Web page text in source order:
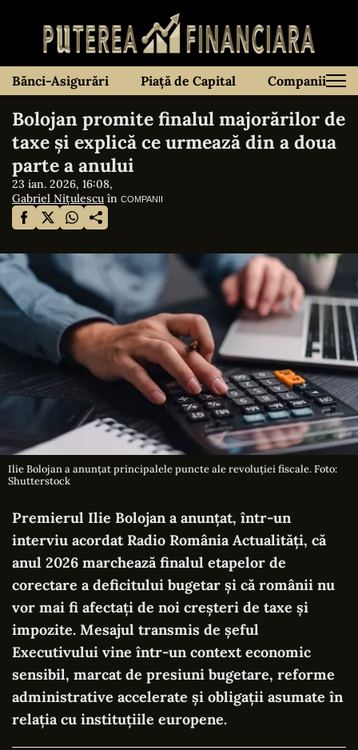
Bănci-Asigurări Piață de Capital Companii
Bolojan promite finalul majorărilor de
taxe și explică ce urmează din a doua
parte a anului
23 ian. 2026, 16:08,
Gabriel Nițulescu în COMPANII
Ilie Bolojan a anunțat principalele puncte ale revoluției fiscale. Foto:
Shutterstock
Premierul Ilie Bolojan a anunțat, într-un
interviu acordat Radio România Actualități, că
anul 2026 marchează finalul etapelor de
corectare a deficitului bugetar și că românii nu
vor mai fi afectați de noi creșteri de taxe și
impozite. Mesajul transmis de șeful
Executivului vine într-un context economic
sensibil, marcat de presiuni bugetare, reforme
administrative accelerate și obligații asumate în
relația cu instituțiile europene.